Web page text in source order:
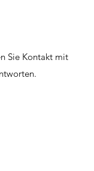
Sie Kontakt mit